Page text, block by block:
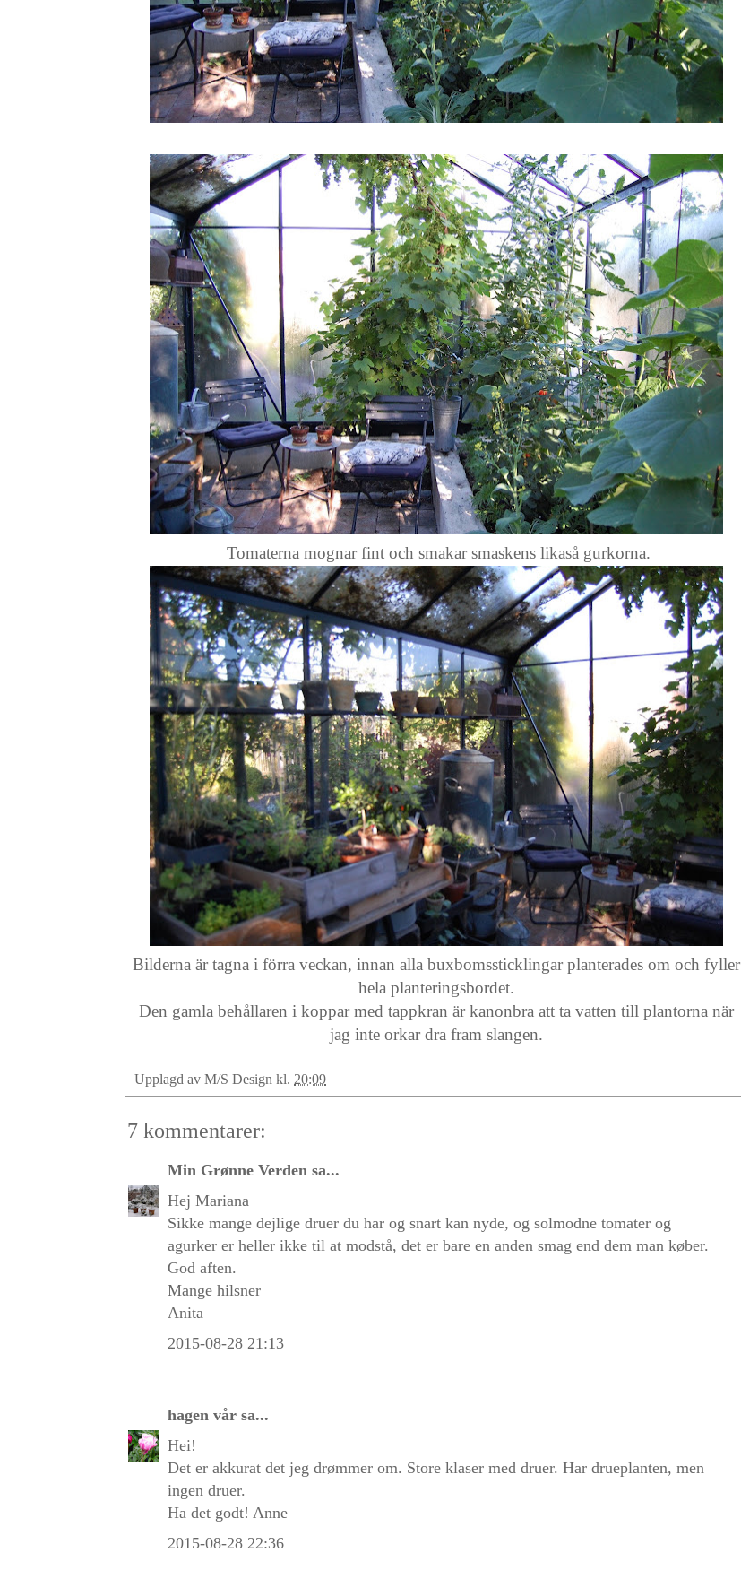
Tomaterna mognar fint och smakar smaskens likaså gurkorna.
Bilderna är tagna i förra veckan, innan alla buxbomssticklingar planterades om och fyller
hela planteringsbordet.
Den gamla behållaren i koppar med tappkran är kanonbra att ta vatten till plantorna när
jag inte orkar dra fram slangen.
Upplagd av M/S Design kl. 20:09
7 kommentarer:
Min Grønne Verden sa...
Hej Mariana
Sikke mange dejlige druer du har og snart kan nyde, og solmodne tomater og
agurker er heller ikke til at modstå, det er bare en anden smag end dem man køber.
God aften.
Mange hilsner
Anita
2015-08-28 21:13
hagen vår sa...
Hei!
Det er akkurat det jeg drømmer om. Store klaser med druer. Har drueplanten, men
ingen druer.
Ha det godt! Anne
2015-08-28 22:36